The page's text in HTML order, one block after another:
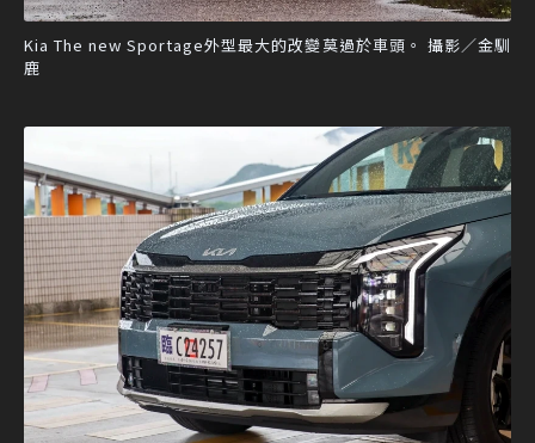
Kia The new Sportage外型最大的改變莫過於車頭。 攝影／金馴
鹿